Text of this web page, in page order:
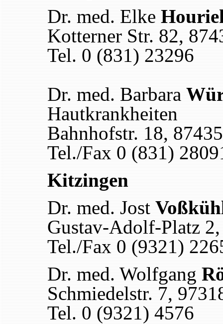
Dr. med. Elke
Kotterner Str. 82,
Tel. 0 (831) 23296
Dr. med. Barbara
Hautkrankheiten
Bahnhofstr. 18,
Tel./Fax 0 (831)
Kitzingen
Dr. med. Jost
Gustav-Adolf-Platz
Tel./Fax 0 (9321)
Dr. med. Wolfgang
Schmiedelstr. 7,
Tel. 0 (9321) 4576